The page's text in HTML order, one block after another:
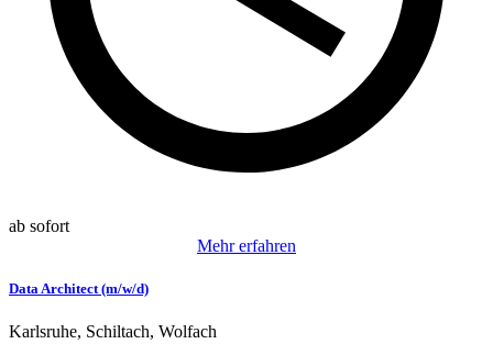
ab sofort
Mehr erfahren
Data Architect (m/w/d)
Karlsruhe, Schiltach, Wolfach